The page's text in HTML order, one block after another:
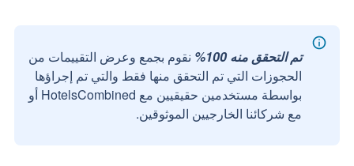
تم التحقق منه 100%
نقوم بجمع وعرض التقييمات من
الحجوزات التي تم التحقق منها فقط والتي تم إجراؤها
بواسطة مستخدمين حقيقيين مع HotelsCombined أو
مع شركائنا الخارجيين الموثوقين.